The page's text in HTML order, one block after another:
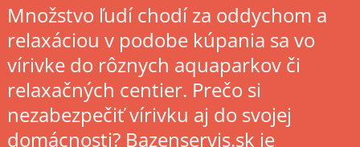
Množstvo ľudí chodí za oddychom a
relaxáciou v podobe kúpania sa vo
vírivke do rôznych aquaparkov či
relaxačných centier. Prečo si
nezabezpečiť vírivku aj do svojej
domácnosti? Bazenservis.sk je